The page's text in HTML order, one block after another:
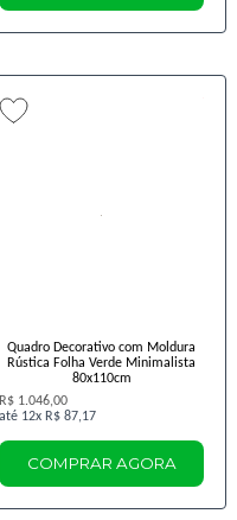
Quadro Decorativo com Moldura
Rústica Folha Verde Minimalista
80x110cm
R$ 1.046,00
12x R$ 87,17
COMPRAR AGORA